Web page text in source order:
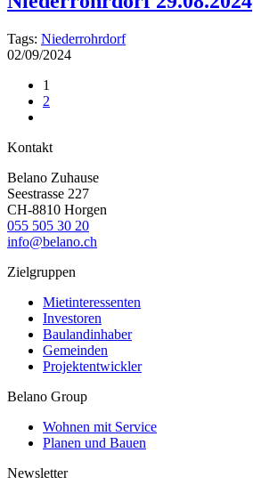
Tags: Niederrohrdorf
02/09/2024
1
2
Kontakt
Belano Zuhause
Seestrasse 227
CH-8810 Horgen
055 505 30 20
info@belano.ch
Zielgruppen
Mietinteressenten
Investoren
Baulandinhaber
Gemeinden
Projektentwickler
Belano Group
Wohnen mit Service
Planen und Bauen
Newsletter